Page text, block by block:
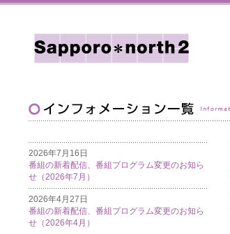
2026年7月16日
番組の新着配信、番組プログラム変更のお知ら
せ（2026年7月）
2026年4月27日
番組の新着配信、番組プログラム変更のお知ら
せ（2026年4月）